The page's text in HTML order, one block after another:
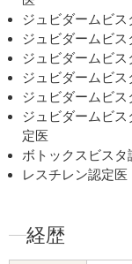
プラセンタ
肩こりボトッ
ジュビダームビ
ジュビダームビ
ジュビダームビ
ジュビダームビ
ジュビダームビ
ジュビダームビ
定医
ボトックスビスタ
レスチレン認定医
経歴